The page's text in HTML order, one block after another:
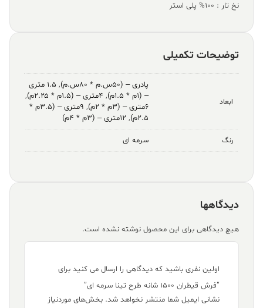
نخ تار : 100% پلی استر
توضیحات تکمیلی
ابعاد
پادری – (۵۰س.م * ۸۰س.م) ,
۱.۵ متری
– (۱م * ۱.۵م)
, ۴متری – (۱.۵م * ۲.۲۵م)
,
۶متری – (۳م * ۲م)
,
۹متری – (۳.۵م *
۲.۵م)
, ۱۲متری – (۳م * ۴م)
رنگ سرمه ای
دیدگاهها
هیچ دیدگاهی برای این محصول نوشته نشده است.
اولین نفری باشید که دیدگاهی را ارسال می کنید برای
“فرش قیطران ۱۵۰۰ شانه طرح تینا سرمه ای”
نشانی ایمیل شما منتشر نخواهد شد. بخش‌های موردنیاز